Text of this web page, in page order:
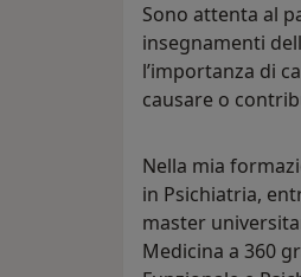
Sono attenta al
insegnamenti
l’importanza di
causare o
Nella mia
in Psichiatria,
master
Medicina a 360